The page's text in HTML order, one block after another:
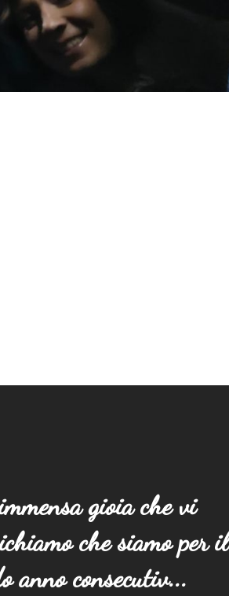
gioia che vi
che siamo per il
anno consecutiv...